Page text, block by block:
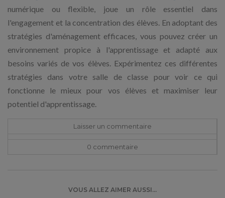
numérique ou flexible, joue un rôle essentiel dans
l'engagement et la concentration des élèves. En adoptant des
stratégies d'aménagement efficaces, vous pouvez créer un
environnement propice à l'apprentissage et adapté aux
besoins variés de vos élèves. Expérimentez ces différentes
stratégies dans votre salle de classe pour voir ce qui
fonctionne le mieux pour vos élèves et maximiser leur
potentiel d'apprentissage.
Laisser un commentaire
0 commentaire
VOUS ALLEZ AIMER AUSSI...